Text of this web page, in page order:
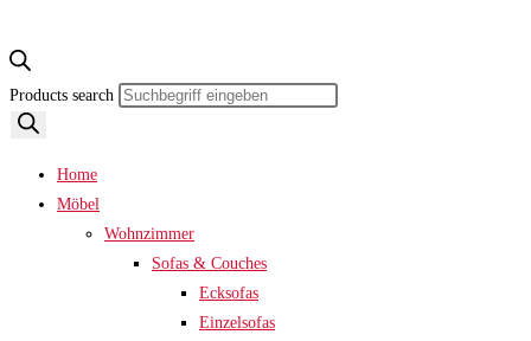
Products search
Home
Möbel
Wohnzimmer
Sofas & Couches
Ecksofas
Einzelsofas